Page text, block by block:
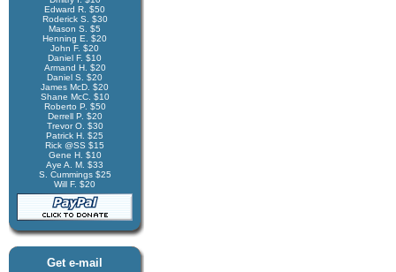
Edward R. $50
Roderick S. $30
Mason S. $5
Henning E. $20
John F. $20
Daniel F. $10
Armand H. $20
Daniel S. $20
James McD. $20
Shane McC. $10
Roberto P. $50
Derrell P. $20
Trevor O. $30
Patrick H. $25
Rick @SS $15
Gene H. $10
Aye A. M. $33
S. Cummings $25
Will F. $20
Get e-mail